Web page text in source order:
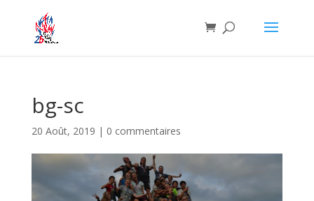
bg-sc
20 Août, 2019 | 0 commentaires